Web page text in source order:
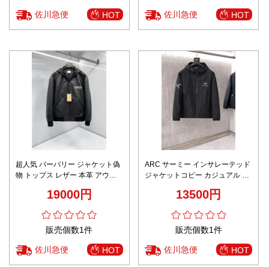
佐川急便 HOT 佐川急便 HOT
超人気 バーバリー ジャケット偽
物 トップス レザー 本革 アウタ
19000円
販売個数1件
佐川急便 HOT
ARC サーミー インサレーテッド
ジャケットコピー カジュアル ト
13500円
販売個数1件
佐川急便 HOT